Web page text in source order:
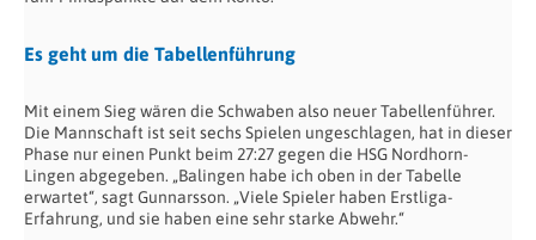
Es geht um die Tabellenführung
Mit einem Sieg wären die Schwaben also neuer Tabellenführer.
Die Mannschaft ist seit sechs Spielen ungeschlagen, hat in dieser
Phase nur einen Punkt beim 27:27 gegen die HSG Nordhorn-
Lingen abgegeben. „Balingen habe ich oben in der Tabelle
erwartet“, sagt Gunnarsson. „Viele Spieler haben Erstliga-
Erfahrung, und sie haben eine sehr starke Abwehr.“